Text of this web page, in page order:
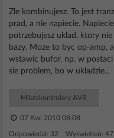
Zle kombinujesz. To jest
prad, a nie napiecie.
potrzebujesz uklad, ktory
bazy. Moze to byc op-amp,
wstawic bufor, np. w
sie problem, bo w ukladzie...
Mikrokontrolery AVR
07 Kwi 2010 08:08
Odpowiedzi: 32 Wyświetleń: